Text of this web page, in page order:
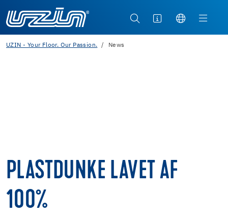
UZIN - Your Floor. Our Passion. News
PLASTDUNKE LAVET AF
100%